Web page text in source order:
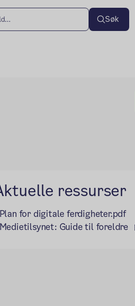
Søk
ressurser
for digitale ferdigheter.pdf
Guide til foreldre